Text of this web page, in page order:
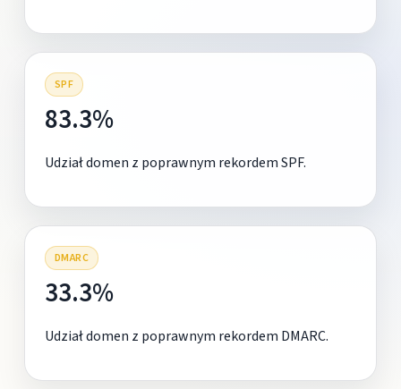
SPF
83.3%
Udział domen z poprawnym rekordem SPF.
DMARC
33.3%
Udział domen z poprawnym rekordem DMARC.